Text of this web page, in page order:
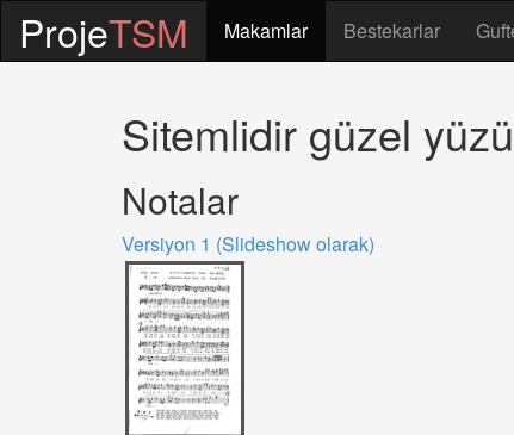
ProjeTSM Makamlar Bestekarlar
Sitemlidir güzel
Notalar
Versiyon 1 (Slideshow olarak)